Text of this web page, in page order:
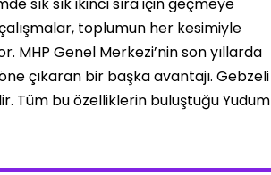
çalışmalar, toplumun her kesimiyle
MHP Genel Merkezi’nin son yıllarda
öne çıkaran bir başka avantajı. Gebzeli
Tüm bu özelliklerin buluştuğu Yudum